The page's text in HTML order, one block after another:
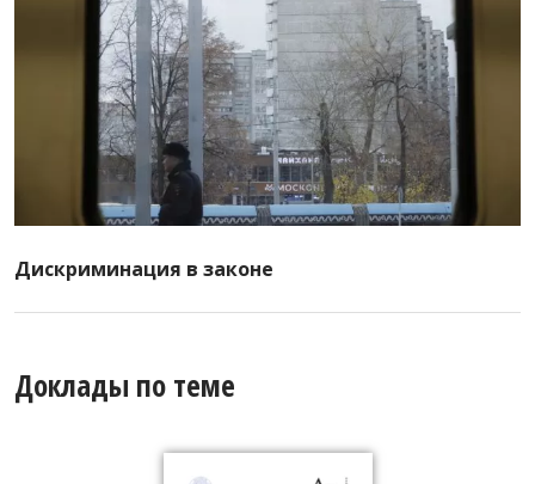
Дискриминация в законе
Доклады по теме